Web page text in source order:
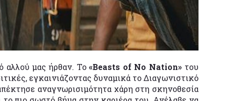
αλλού μας ήρθαν. Το«Beasts of No Nation»του
εγκαινιάζοντας δυναμικά το Διαγωνιστικό
αναγνωρισιμότητα χάρη στη σκηνοθεσία